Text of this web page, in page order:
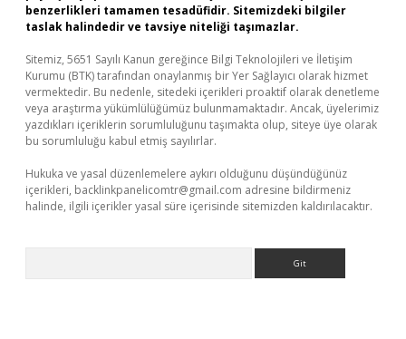
benzerlikleri tamamen tesadüfidir. Sitemizdeki bilgiler
taslak halindedir ve tavsiye niteliği taşımazlar.
Sitemiz, 5651 Sayılı Kanun gereğince Bilgi Teknolojileri ve İletişim
Kurumu (BTK) tarafından onaylanmış bir Yer Sağlayıcı olarak hizmet
vermektedir. Bu nedenle, sitedeki içerikleri proaktif olarak denetleme
veya araştırma yükümlülüğümüz bulunmamaktadır. Ancak, üyelerimiz
yazdıkları içeriklerin sorumluluğunu taşımakta olup, siteye üye olarak
bu sorumluluğu kabul etmiş sayılırlar.
Hukuka ve yasal düzenlemelere aykırı olduğunu düşündüğünüz
içerikleri, backlinkpanelicomtr@gmail.com adresine bildirmeniz
halinde, ilgili içerikler yasal süre içerisinde sitemizden kaldırılacaktır.